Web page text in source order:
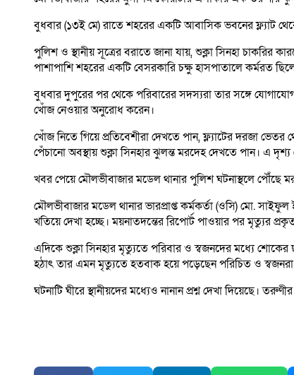
বুধবার (১৩ই মে) রাতে শহরের একটি আবাসিক ভবনের ফ্ল্যাট
পুলিশ ও স্থানীয় সূত্রের বরাতে জানা যায়, শুক্লা সিনহা চাকরির
পাশাপাশি শহরের একটি বেসরকারি চক্ষু হাসপাতালে কর্মরত
বুধবার দুপুরের পর থেকে পরিবারের সদস্যরা তার সঙ্গে
খোঁজ নেওয়ার অনুরোধ করেন।
খোঁজ নিতে গিয়ে প্রতিবেশীরা দেখতে পান, ফ্ল্যাটের দরজা
পেঁচানো অবস্থায় শুক্লা সিনহার ঝুলন্ত মরদেহ দেখতে পান। এ
খবর পেয়ে মৌলভীবাজার মডেল থানার পুলিশ ঘটনাস্থলে পৌঁছে
মৌলভীবাজার মডেল থানার ভারপ্রাপ্ত কর্মকর্তা (ওসি) মো.
খতিয়ে দেখা হচ্ছে। ময়নাতদন্তের রিপোর্ট পাওয়ার পর মৃত্যুর
এদিকে শুক্লা সিনহার মৃত্যুতে পরিবার ও স্বজনদের মধ্যে শোকের
হঠাৎ তার এমন মৃত্যুতে হতবাক হয়ে পড়েছেন পরিচিত ও
ঘটনাটি ঘীরে স্থানীয়দের মধ্যেও নানান প্রশ্ন দেখা দিয়েছে।